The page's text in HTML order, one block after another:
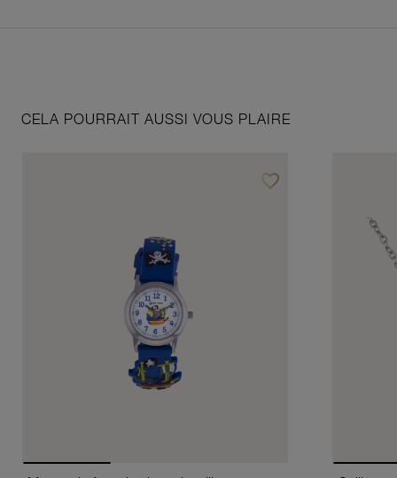
CELA POURRAIT AUSSI VOUS PLAIRE
favorite_borderAjouter à vos favoris